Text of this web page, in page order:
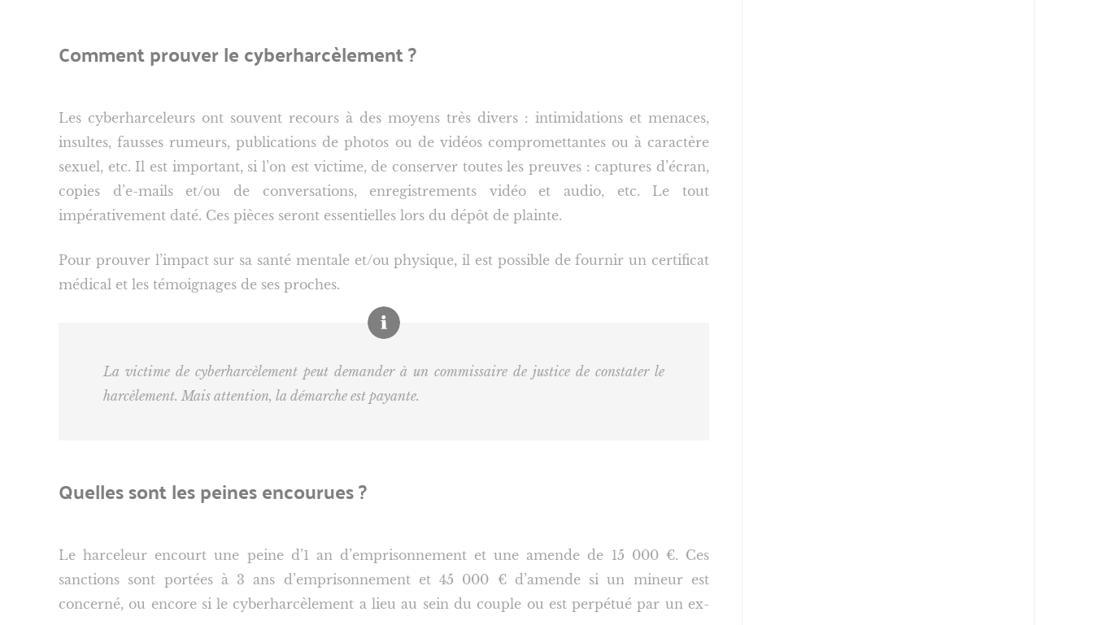
Comment prouver le cyberharcèlement ?
Les cyberharceleurs ont souvent recours à des moyens très divers : intimidations et menaces,
insultes, fausses rumeurs, publications de photos ou de vidéos compromettantes ou à caractère
sexuel, etc. Il est important, si l’on est victime, de conserver toutes les preuves : captures d’écran,
copies d’e-mails et/ou de conversations, enregistrements vidéo et audio, etc. Le tout
impérativement daté. Ces pièces seront essentielles lors du dépôt de plainte.
Pour prouver l’impact sur sa santé mentale et/ou physique, il est possible de fournir un certificat
médical et les témoignages de ses proches.
La victime de cyberharcèlement peut demander à un commissaire de justice de constater le
harcèlement. Mais attention, la démarche est payante.
Quelles sont les peines encourues ?
Le harceleur encourt une peine d’1 an d’emprisonnement et une amende de 15 000 €. Ces
sanctions sont portées à 3 ans d’emprisonnement et 45 000 € d’amende si un mineur est
concerné, ou encore si le cyberharcèlement a lieu au sein du couple ou est perpétué par un ex-